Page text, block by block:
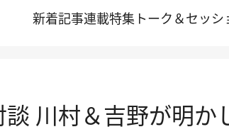
新着記事連載特集 トーク＆セッシ
川村＆吉野が明か